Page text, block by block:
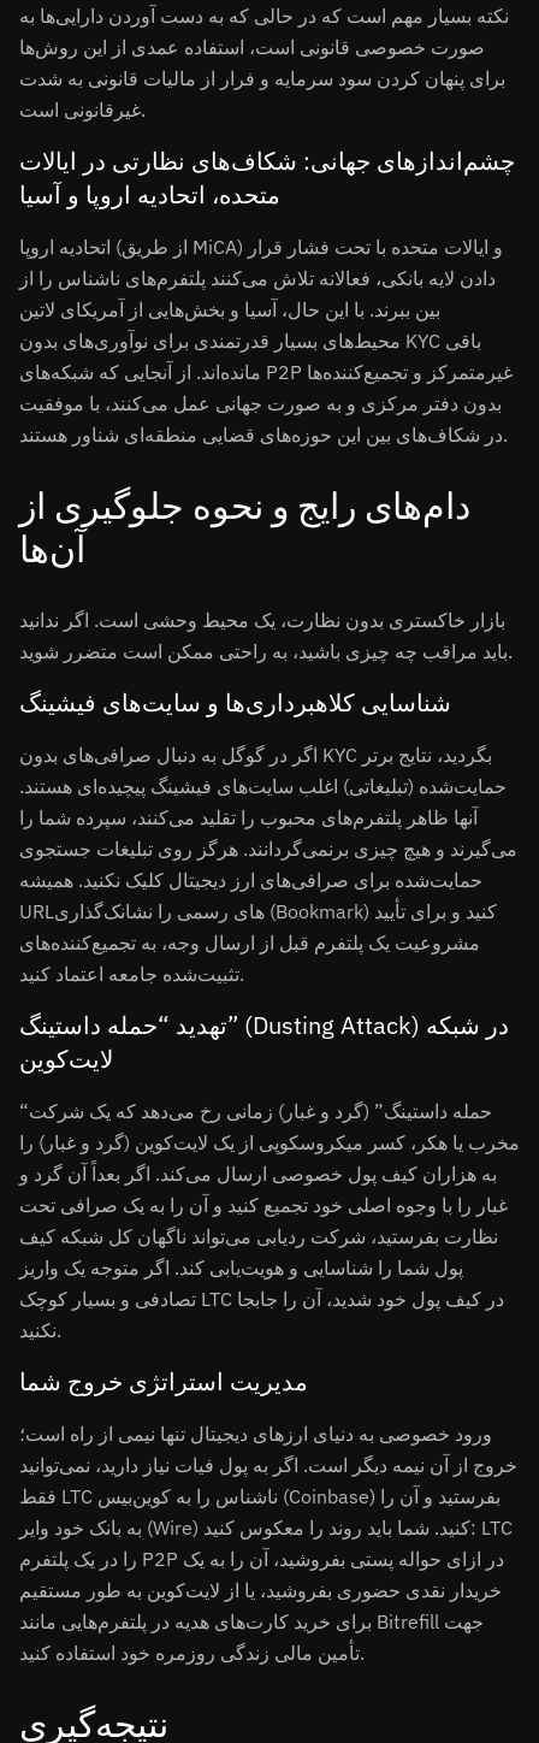
نکته بسیار مهم است که در حالی که به دست آوردن دارایی‌ها به
صورت خصوصی قانونی است، استفاده عمدی از این روش‌ها
برای پنهان کردن سود سرمایه و فرار از مالیات قانونی به شدت
غیرقانونی است.
چشم‌اندازهای جهانی: شکاف‌های نظارتی در ایالات
متحده، اتحادیه اروپا و آسیا
اتحادیه اروپا (از طریق MiCA) و ایالات متحده با تحت فشار قرار
دادن لایه بانکی، فعالانه تلاش می‌کنند پلتفرم‌های ناشناس را از
بین ببرند. با این حال، آسیا و بخش‌هایی از آمریکای لاتین
محیط‌های بسیار قدرتمندی برای نوآوری‌های بدون KYC باقی
مانده‌اند. از آنجایی که شبکه‌های P2P غیرمتمرکز و تجمیع‌کننده‌ها
بدون دفتر مرکزی و به صورت جهانی عمل می‌کنند، با موفقیت
در شکاف‌های بین این حوزه‌های قضایی منطقه‌ای شناور هستند.
دام‌های رایج و نحوه جلوگیری از
آن‌ها
بازار خاکستری بدون نظارت، یک محیط وحشی است. اگر ندانید
باید مراقب چه چیزی باشید، به راحتی ممکن است متضرر شوید.
شناسایی کلاهبرداری‌ها و سایت‌های فیشینگ
اگر در گوگل به دنبال صرافی‌های بدون KYC بگردید، نتایج برتر
حمایت‌شده (تبلیغاتی) اغلب سایت‌های فیشینگ پیچیده‌ای هستند.
آنها ظاهر پلتفرم‌های محبوب را تقلید می‌کنند، سپرده شما را
می‌گیرند و هیچ چیزی برنمی‌گردانند. هرگز روی تبلیغات جستجوی
حمایت‌شده برای صرافی‌های ارز دیجیتال کلیک نکنید. همیشه
URLهای رسمی را نشانک‌گذاری (Bookmark) کنید و برای تأیید
مشروعیت یک پلتفرم قبل از ارسال وجه، به تجمیع‌کننده‌های
تثبیت‌شده جامعه اعتماد کنید.
تهدید “حمله داستینگ” (Dusting Attack) در شبکه
لایت‌کوین
“حمله داستینگ” (گرد و غبار) زمانی رخ می‌دهد که یک شرکت
مخرب یا هکر، کسر میکروسکوپی از یک لایت‌کوین (گرد و غبار) را
به هزاران کیف پول خصوصی ارسال می‌کند. اگر بعداً آن گرد و
غبار را با وجوه اصلی خود تجمیع کنید و آن را به یک صرافی تحت
نظارت بفرستید، شرکت ردیابی می‌تواند ناگهان کل شبکه کیف
پول شما را شناسایی و هویت‌یابی کند. اگر متوجه یک واریز
تصادفی و بسیار کوچک LTC در کیف پول خود شدید، آن را جابجا
نکنید.
مدیریت استراتژی خروج شما
ورود خصوصی به دنیای ارزهای دیجیتال تنها نیمی از راه است؛
خروج از آن نیمه دیگر است. اگر به پول فیات نیاز دارید، نمی‌توانید
فقط LTC ناشناس را به کوین‌بیس (Coinbase) بفرستید و آن را
به بانک خود وایر (Wire) کنید. شما باید روند را معکوس کنید: LTC
را در یک پلتفرم P2P در ازای حواله پستی بفروشید، آن را به یک
خریدار نقدی حضوری بفروشید، یا از لایت‌کوین به طور مستقیم
برای خرید کارت‌های هدیه در پلتفرم‌هایی مانند Bitrefill جهت
تأمین مالی زندگی روزمره خود استفاده کنید.
نتیجه‌گیری